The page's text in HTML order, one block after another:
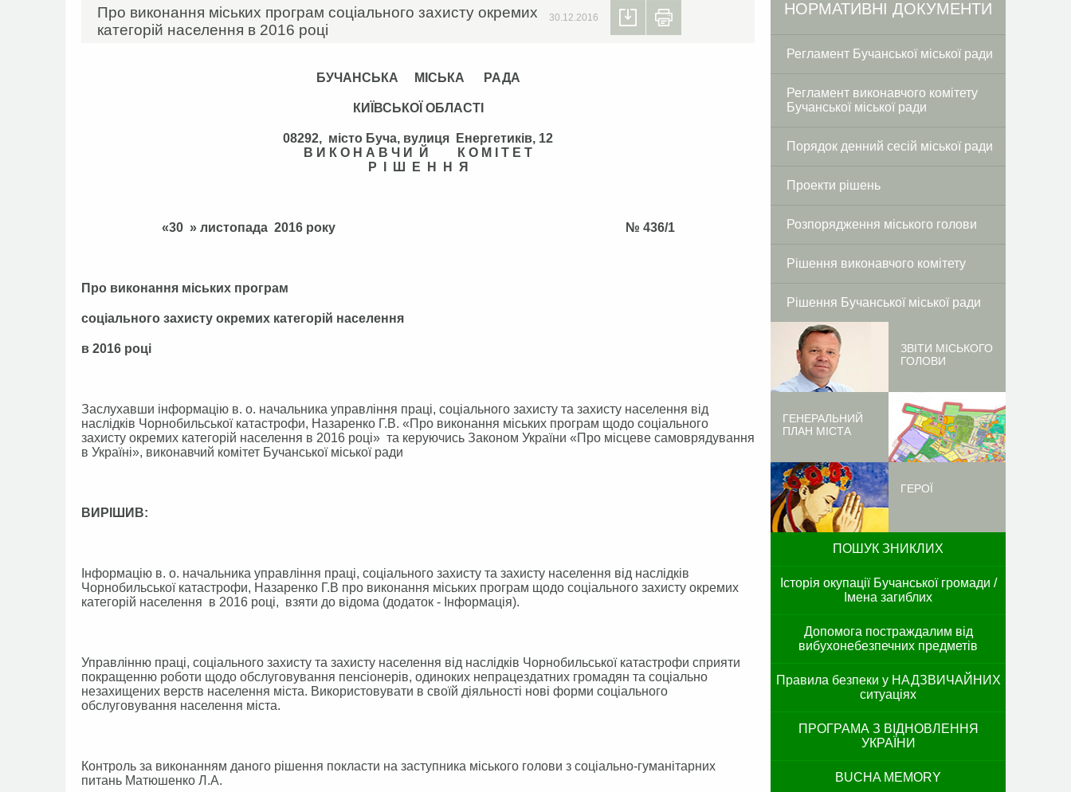
Про виконання міських програм соціального захисту окремих
категорій населення в 2016 році
30.12.2016 Facebook
Twitter
БУЧАНСЬКА МІСЬКА РАДА
КИЇВСЬКОЇ ОБЛАСТІ
08292, місто Буча, вулиця Енергетиків, 12
В И К О Н А В Ч И Й К О М І Т Е Т
Р І Ш Е Н Н Я
«30 » листопада 2016 року № 436/1
Про виконання міських програм
соціального захисту окремих категорій населення
в 2016 році
Заслухавши інформацію в. о. начальника управління праці, соціального захисту та захисту населення від
наслідків Чорнобильської катастрофи, Назаренко Г.В. «Про виконання міських програм щодо соціального
захисту окремих категорій населення в 2016 році» та керуючись Законом України «Про місцеве самоврядування
в Україні», виконавчий комітет Бучанської міської ради
ВИРІШИВ:
Інформацію в. о. начальника управління праці, соціального захисту та захисту населення від наслідків
Чорнобильської катастрофи, Назаренко Г.В про виконання міських програм щодо соціального захисту окремих
категорій населення в 2016 році, взяти до відома (додаток - Інформація).
Управлінню праці, соціального захисту та захисту населення від наслідків Чорнобильської катастрофи сприяти
покращенню роботи щодо обслуговування пенсіонерів, одиноких непрацездатних громадян та соціально
незахищених верств населення міста. Використовувати в своїй діяльності нові форми соціального
обслуговування населення міста.
Контроль за виконанням даного рішення покласти на заступника міського голови з соціально-гуманітарних
питань Матюшенко Л.А.
НОРМАТИВНІ ДОКУМЕНТИ
Регламент Бучанської міської ради
Регламент виконавчого комітету
Бучанської міської ради
Порядок денний сесій міської ради
Проекти рішень
Розпорядження міського голови
Рішення виконавчого комітету
Рішення Бучанської міської ради
ЗВІТИ МІСЬКОГО
ГОЛОВИ
ГЕНЕРАЛЬНИЙ
ПЛАН МІСТА
ГЕРОЇ
ПОШУК ЗНИКЛИХ
Історія окупації Бучанської громади /
Імена загиблих
Допомога постраждалим від
вибухонебезпечних предметів
Правила безпеки у НАДЗВИЧАЙНИХ
ситуаціях
ПРОГРАМА З ВІДНОВЛЕННЯ
УКРАЇНИ
BUCHA MEMORY